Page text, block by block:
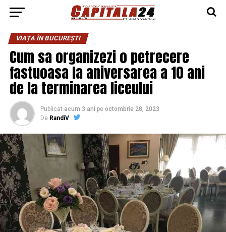
VIAȚA ÎN BUCUREȘTI
Cum sa organizezi o petrecere
fastuoasa la aniversarea a 10 ani
de la terminarea liceului
Publicat acum 3 ani pe octombrie 28, 2023
De RandiV